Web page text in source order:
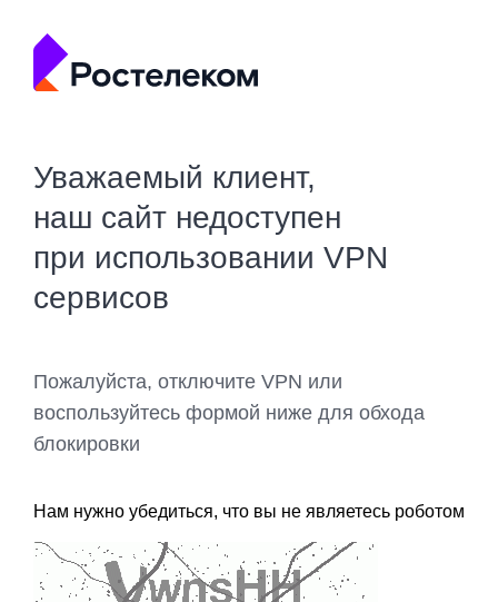
Уважаемый клиент,
наш сайт недоступен
при использовании VPN
сервисов
Пожалуйста, отключите VPN или
воспользуйтесь формой ниже для обхода
блокировки
Нам нужно убедиться, что вы не являетесь роботом